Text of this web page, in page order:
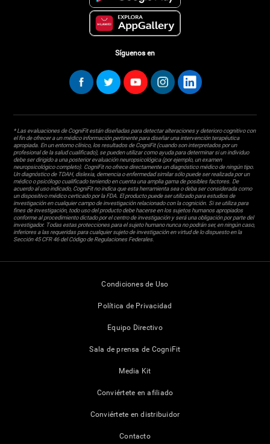
Síguenos en
* Las evaluaciones de CogniFit están diseñadas para detectar alteraciones y deterioro cognitivo con
el fin de ofrecer a un médico información pertinente para diseñar una intervención terapéutica
apropiada. En un entorno clínico, los resultados de CogniFit (cuando son interpretados por un
profesional de la salud cualificado), se pueden utilizar como ayuda para determinar si un individuo
debe ser dirigido a una posterior evaluación neuropsicológica (por ejemplo, un examen
neuropsicológico completo). CogniFit no ofrece directamente un diagnóstico médico de ningún tipo.
Un diagnóstico de TDAH, dislexia, demencia o enfermedad similar sólo puede ser realizada por un
médico o psicólogo cualificado teniendo en cuenta una amplia gama de posibles factores. De
acuerdo al uso indicado, CogniFit no indica que esta herramienta sea o deba ser considerada como
un dispositivo médico certicado por la FDA. El producto puede ser utilizado para estudios de
investigación en cualquier campo de investigación relacionado con la cognición. Si se utiliza para
fines de investigación, todo uso del producto debe hacerse en los sujetos humanos apropiados
conforme al procedimiento dictado por el centro de investigación y será una obligación por parte del
investigador. Todas estas protecciones para el sujeto humano nunca no podrán ser, en ningún caso,
inferiores a las requeridas para cualquier sujeto de investigación en virtud de lo dispuesto en la
Sección 45 CFR 46 del Código de Regulaciones Federales.
Condiciones de Uso
Política de Privacidad
Equipo Directivo
Sala de prensa de CogniFit
Media Kit
Conviértete en afiliado
Conviértete en distribuidor
Contacto